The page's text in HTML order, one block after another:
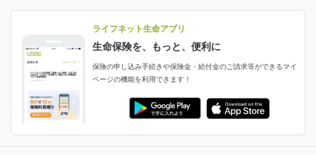
評判・口コミ
ご契約者さまに聞きました！
申し込みガイド
ご契約の流れと必要書類
保険料の支払い方法
認知症・MCIに備える
ご契約者さま向け各種お手続き・サービス
保険金・給付金のご請求
生命保険料控除に関するご案内
採用情報
生命保険マニフェスト
ライフネット生命のCMページ
ライフネット生命公式note
資料請求
ライフネット生命アプリ
生命保険を、もっと、便利に
保険の申し込み手続きや保険金・給付金のご請求等ができるマイ
ページの機能を利用できます！